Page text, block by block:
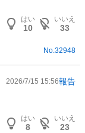
はい
10
いいえ
33
No.32948
2026/7/15 15:56報告
はい
8
いいえ
23